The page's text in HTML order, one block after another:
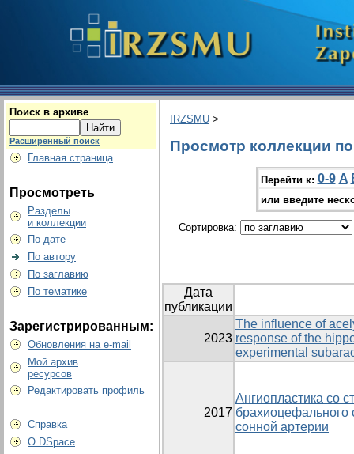
Поиск в архиве
Расширенный поиск
Главная страница
Просмотреть
Разделы
и коллекции
По дате
По автору
По заглавию
По тематике
Зарегистрированным:
Обновления на e-mail
Мой архив
ресурсов
Редактировать профиль
Справка
О DSpace
IRZSMU >
Просмотр коллекции
Перейти к: 0-9 A
или введите
Сортировка:
Дата
публикации
2023
The influence of
response of the
experimental
2017
Ангиопластика со
брахиоцефального
сонной артерии